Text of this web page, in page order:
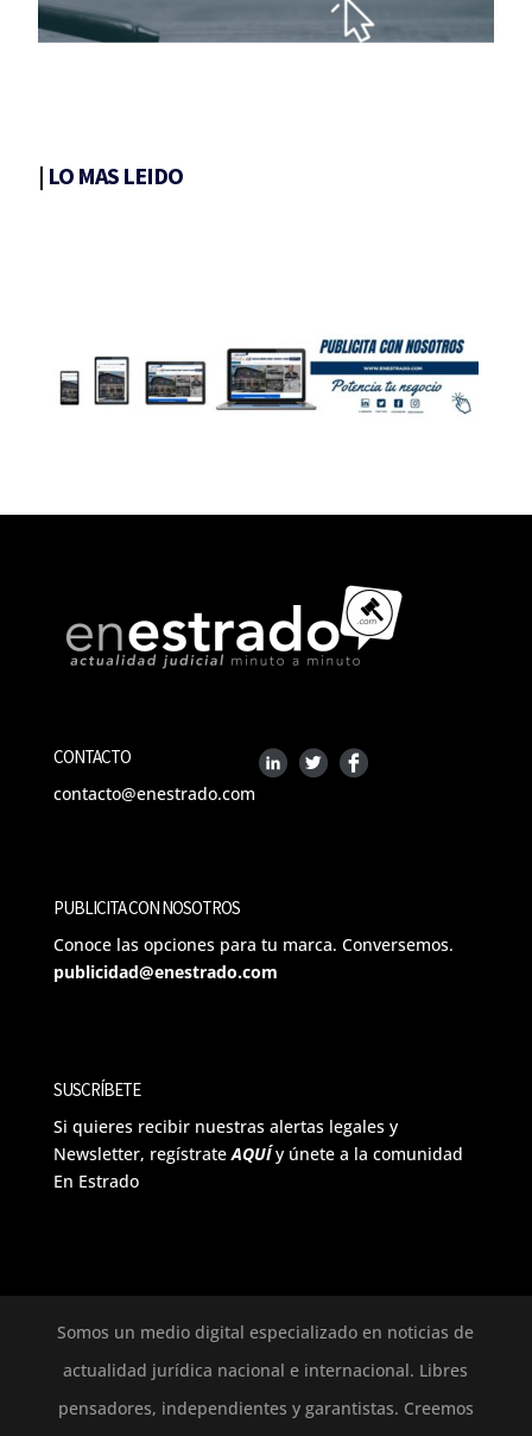
| LO MAS LEIDO
CONTACTO
contacto@enestrado.com
PUBLICITA CON NOSOTROS
Conoce las opciones para tu marca. Conversemos.
publicidad@enestrado.com
SUSCRÍBETE
Si quieres recibir nuestras alertas legales y
Newsletter, regístrateAQUÍ y únete a la comunidad
En Estrado
Somos un medio digital especializado en noticias de
actualidad jurídica nacional e internacional. Libres
pensadores, independientes y garantistas. Creemos